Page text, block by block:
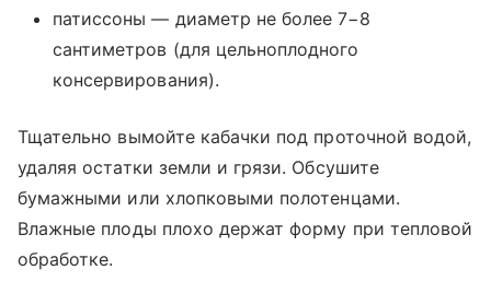
патиссоны — диаметр не более 7−8
сантиметров (для цельноплодного
консервирования).
Тщательно вымойте кабачки под проточной водой,
удаляя остатки земли и грязи. Обсушите
бумажными или хлопковыми полотенцами.
Влажные плоды плохо держат форму при тепловой
обработке.